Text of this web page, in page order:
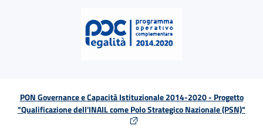
PON Governance e Capacità Istituzionale 2014-2020 - Progetto
"Qualificazione dell'INAIL come Polo Strategico Nazionale (PSN)"